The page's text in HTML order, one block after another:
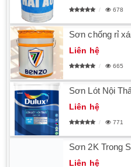
678
Sơn chống rỉ
Liên hệ
665
Sơn Lót Nội
Liên hệ
771
Sơn 2K Trong
Liên hệ